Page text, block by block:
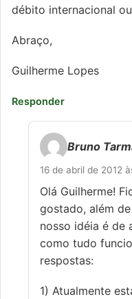
débito internacional
Abraço,
Guilherme Lopes
Responder
Bruno
16 de abril de 2012
Olá Guilherme!
gostado, além
nosso idéia é de
como tudo
respostas:
1) Atualmente